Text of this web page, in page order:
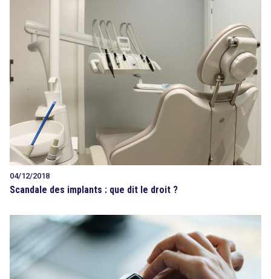
04/12/2018
Scandale des implants : que dit le droit ?